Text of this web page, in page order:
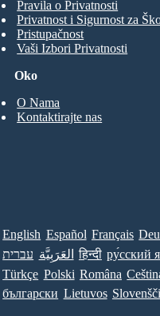
Oko
O Nama
Kontaktirajte nas
Pravila o Privatnosti
Privatnost i Sigurnost za
Pristupačnost
Vaši Izbori Privatnosti
English Español Français
עברית العَرَبِيَّة हिन्दी ру́сский
Türkçe Polski Româna
български Lietuvos